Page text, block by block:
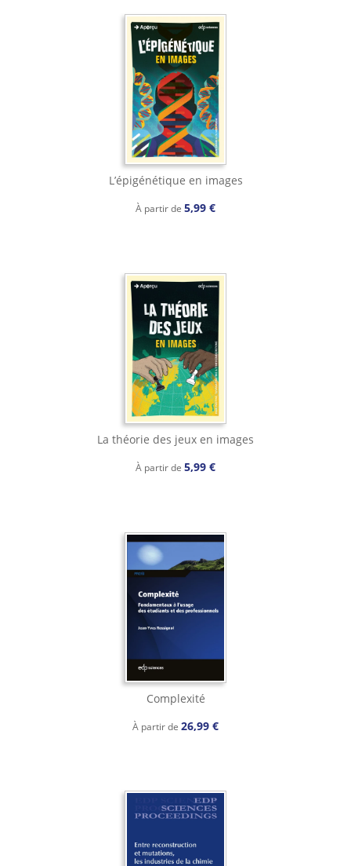
L’épigénétique en images
À partir de 5,99 €
La théorie des jeux en images
À partir de 5,99 €
Complexité
À partir de 26,99 €